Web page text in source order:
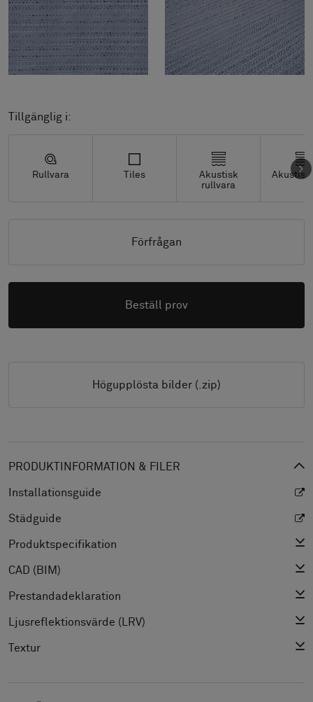
Tillgänglig i:
Rullvara Tiles
Akustisk
rullvara
Akustisk
Förfrågan
Beställ prov
Högupplösta bilder (.zip)
PRODUKTINFORMATION & FILER
Installationsguide
Städguide
Produktspecifikation
CAD (BIM)
Prestandadeklaration
Ljusreflektionsvärde (LRV)
Textur